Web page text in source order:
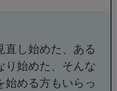
直し始めた、ある
り始めた、そんな
始める方もいらっ